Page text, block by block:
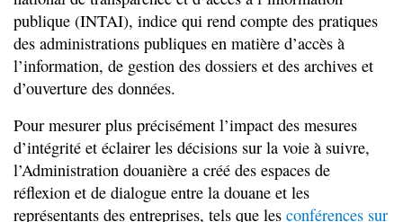
publique (INTAI), indice qui rend compte des pratiques
des administrations publiques en matière d’accès à
l’information, de gestion des dossiers et des archives et
d’ouverture des données.
Pour mesurer plus précisément l’impact des mesures
d’intégrité et éclairer les décisions sur la voie à suivre,
l’Administration douanière a créé des espaces de
réflexion et de dialogue entre la douane et les
représentants des entreprises, tels que les conférences sur